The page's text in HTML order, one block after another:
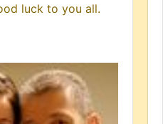
luck to you all.